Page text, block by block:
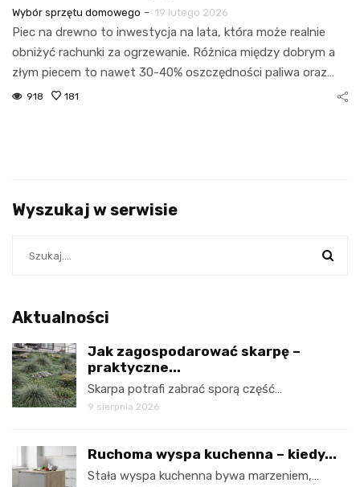
Wybór sprzętu domowego - 19 lutego 2026
Piec na drewno to inwestycja na lata, która może realnie
obniżyć rachunki za ogrzewanie. Różnica między dobrym a
złym piecem to nawet 30-40% oszczędności paliwa oraz…
918 181
Wyszukaj w serwisie
Aktualności
Jak zagospodarować skarpę –
praktyczne...
Skarpa potrafi zabrać sporą część…
9 sierpnia 2026
Ruchoma wyspa kuchenna – kiedy...
Stała wyspa kuchenna bywa marzeniem,…